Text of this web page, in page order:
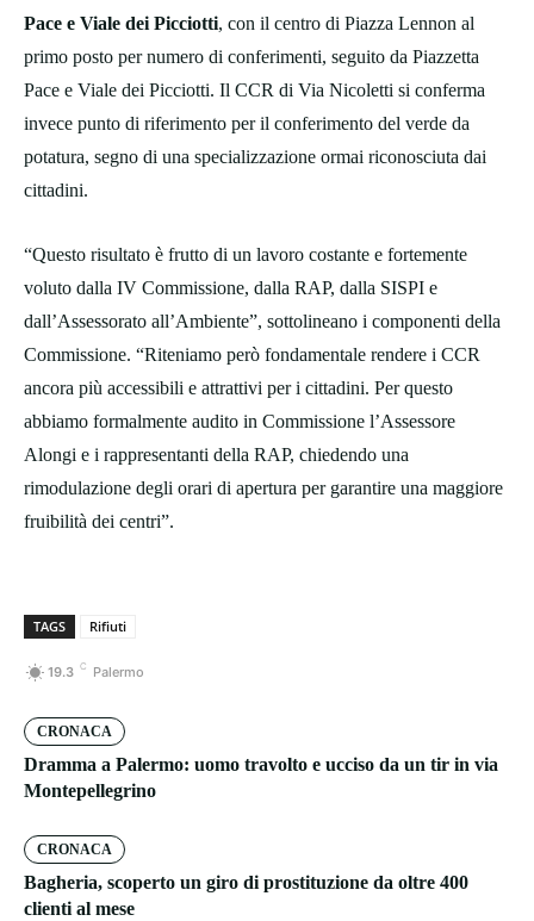
Pace e Viale dei Picciotti, con il centro di Piazza Lennon al
primo posto per numero di conferimenti, seguito da Piazzetta
Pace e Viale dei Picciotti. Il CCR di Via Nicoletti si conferma
invece punto di riferimento per il conferimento del verde da
potatura, segno di una specializzazione ormai riconosciuta dai
cittadini.
“Questo risultato è frutto di un lavoro costante e fortemente
voluto dalla IV Commissione, dalla RAP, dalla SISPI e
dall’Assessorato all’Ambiente”, sottolineano i componenti della
Commissione. “Riteniamo però fondamentale rendere i CCR
ancora più accessibili e attrattivi per i cittadini. Per questo
abbiamo formalmente audito in Commissione l’Assessore
Alongi e i rappresentanti della RAP, chiedendo una
rimodulazione degli orari di apertura per garantire una maggiore
fruibilità dei centri”.
TAGS Rifiuti
19.3 C Palermo
CRONACA
Dramma a Palermo: uomo travolto e ucciso da un tir in via
Montepellegrino
CRONACA
Bagheria, scoperto un giro di prostituzione da oltre 400
clienti al mese